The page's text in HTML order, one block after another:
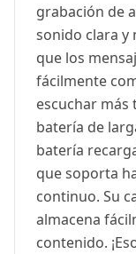
grabación de
sonido clara y
que los
fácilmente
escuchar
batería de
batería
que soporta
continuo. Su
almacena
contenido.